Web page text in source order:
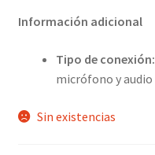
Información adicional
Tipo de conexión:
micrófono y audio
Sin existencias